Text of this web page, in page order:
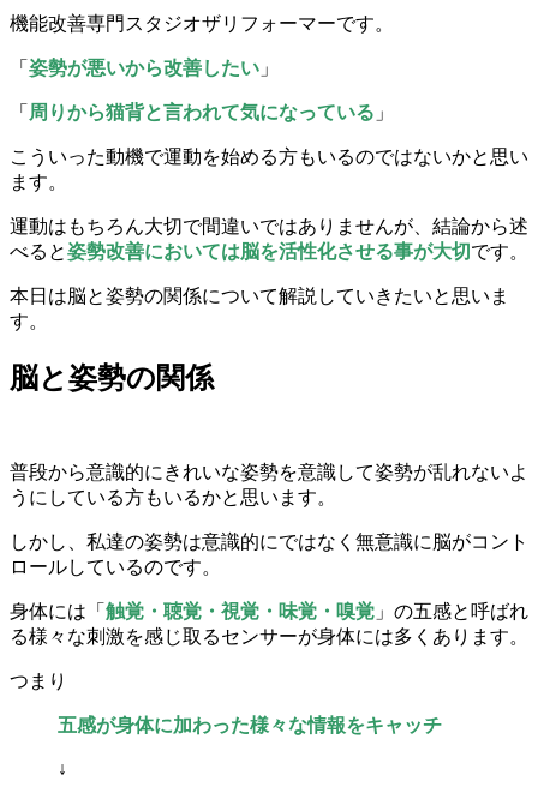
機能改善専門スタジオザリフォーマーです。
「 姿勢が悪いから改善したい 」
「 周りから猫背と言われて気になっている 」
こういった動機で運動を始める方もいるのではないかと思い
ます。
運動はもちろん大切で間違いではありませんが、結論から述
べると姿勢改善においては脳を活性化させる事が大切 です。
本日は脳と姿勢の関係について解説していきたいと思いま
す。
脳と姿勢の関係
普段から意識的にきれいな姿勢を意識して姿勢が乱れないよ
うにしている方もいるかと思います。
しかし、私達の姿勢は意識的にではなく無意識に脳がコント
ロールしているのです。
身体には「 触覚・聴覚・視覚・味覚・嗅覚 」の五感と呼ばれ
る様々な刺激を感じ取るセンサーが身体には多くあります。
つまり
五感が身体に加わった様々な情報をキャッチ
↓